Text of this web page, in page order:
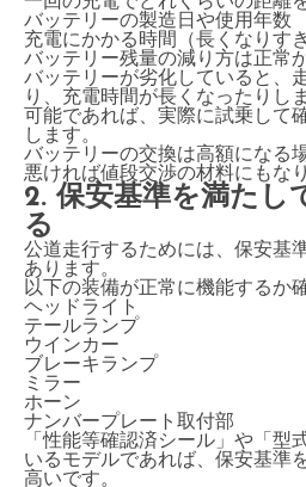
バッテリーの製造日や使用年数
充電にかかる時間（長くなりす
バッテリー残量の減り方は正常
バッテリーが劣化していると、
り、充電時間が長くなったりし
可能であれば、実際に試乗して
します。
バッテリーの交換は高額になる
悪ければ値段交渉の材料にもな
2. 保安基準を満たし
る
公道走行するためには、保安基
あります。
以下の装備が正常に機能するか
ヘッドライト
テールランプ
ウインカー
ブレーキランプ
ミラー
ホーン
ナンバープレート取付部
「性能等確認済シール」や「型
いるモデルであれば、保安基準
高いです。